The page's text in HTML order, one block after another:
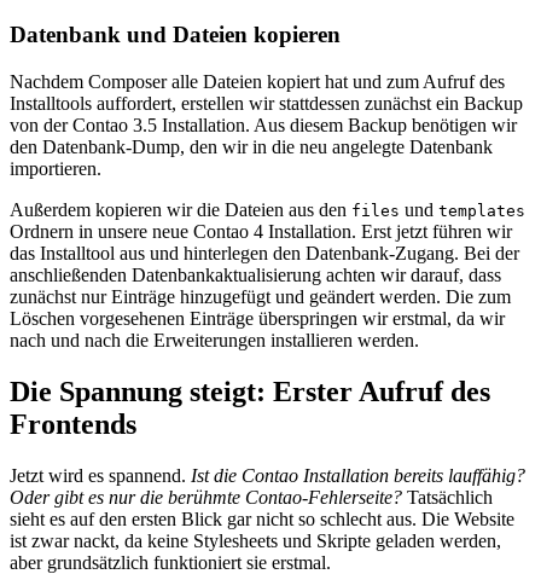
Datenbank und Dateien kopieren
Nachdem Composer alle Dateien kopiert hat und zum Aufruf des
Installtools auffordert, erstellen wir stattdessen zunächst ein Backup
von der Contao 3.5 Installation. Aus diesem Backup benötigen wir
den Datenbank-Dump, den wir in die neu angelegte Datenbank
importieren.
Außerdem kopieren wir die Dateien aus den files und templates
Ordnern in unsere neue Contao 4 Installation. Erst jetzt führen wir
das Installtool aus und hinterlegen den Datenbank-Zugang. Bei der
anschließenden Datenbankaktualisierung achten wir darauf, dass
zunächst nur Einträge hinzugefügt und geändert werden. Die zum
Löschen vorgesehenen Einträge überspringen wir erstmal, da wir
nach und nach die Erweiterungen installieren werden.
Die Spannung steigt: Erster Aufruf des
Frontends
Jetzt wird es spannend. Ist die Contao Installation bereits lauffähig?
Oder gibt es nur die berühmte Contao-Fehlerseite? Tatsächlich
sieht es auf den ersten Blick gar nicht so schlecht aus. Die Website
ist zwar nackt, da keine Stylesheets und Skripte geladen werden,
aber grundsätzlich funktioniert sie erstmal.